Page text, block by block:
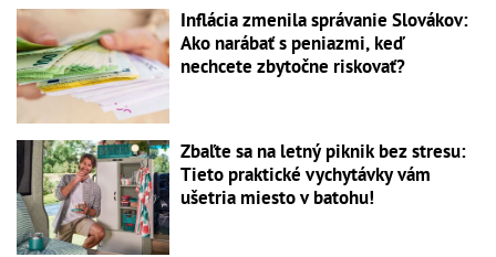
Inflácia zmenila správanie Slovákov:
Ako narábať s peniazmi, keď
nechcete zbytočne riskovať?
Zbaľte sa na letný piknik bez stresu:
Tieto praktické vychytávky vám
ušetria miesto v batohu!